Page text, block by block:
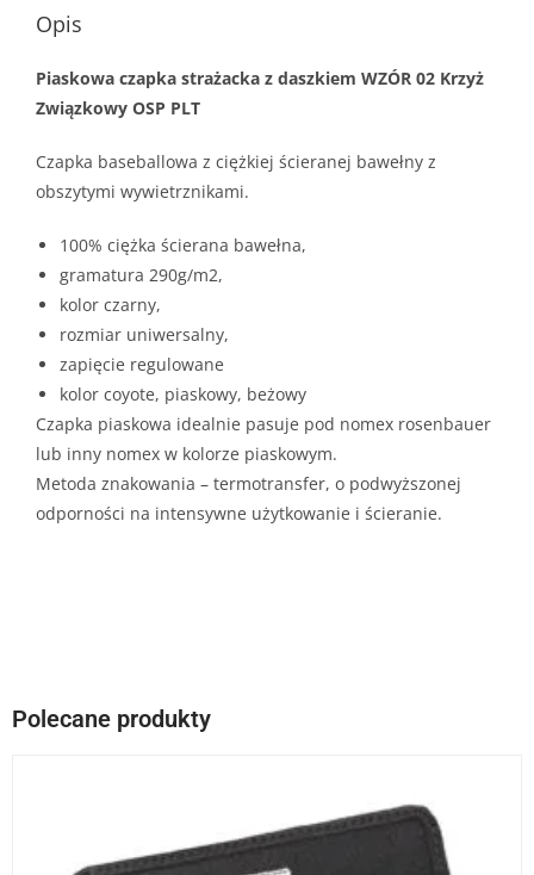
Opis
Piaskowa czapka strażacka z daszkiem WZÓR 02 Krzyż
Związkowy OSP PLT
Czapka baseballowa z ciężkiej ścieranej bawełny z
obszytymi wywietrznikami.
100% ciężka ścierana bawełna,
gramatura 290g/m2,
kolor czarny,
rozmiar uniwersalny,
zapięcie regulowane
kolor coyote, piaskowy, beżowy
Czapka piaskowa idealnie pasuje pod nomex rosenbauer
lub inny nomex w kolorze piaskowym.
Metoda znakowania – termotransfer, o podwyższonej
odporności na intensywne użytkowanie i ścieranie.
Polecane produkty